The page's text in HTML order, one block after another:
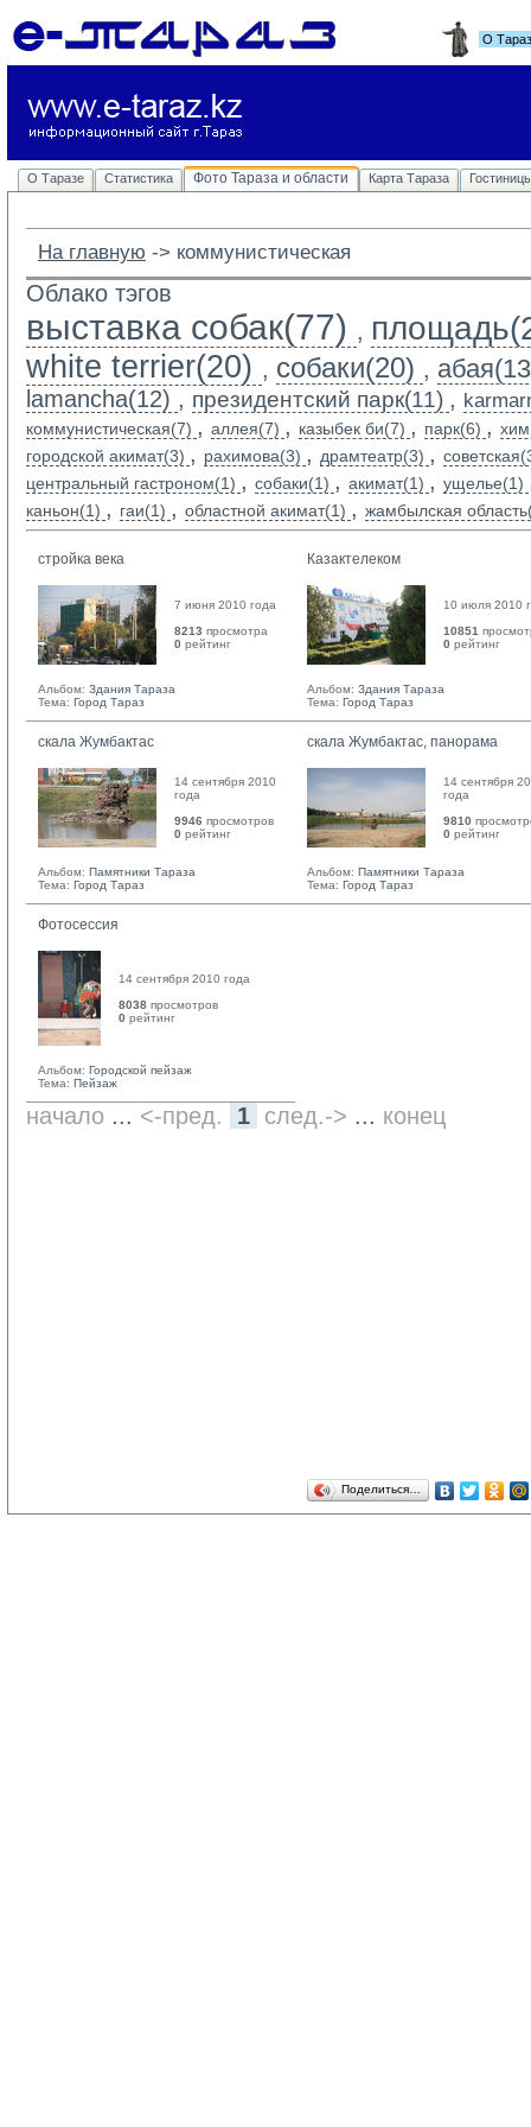
О
О Таразе Статистика Фото Тараза и области Карта Тараза
На главную -> коммунистическая
Облако тэгов
выставка собак(77) ,
white terrier(20) , собаки(20) ,
lamancha(12) , президентский парк(11) ,
коммунистическая(7) , аллея(7) , казыбек би(7) , парк(6) ,
городской акимат(3) , рахимова(3) , драмтеатр(3) ,
центральный гастроном(1) , собаки(1) , акимат(1) , ущелье(1)
каньон(1) , гаи(1) , областной акимат(1) , жамбылская
стройка века
7 июня 2010 года
8213 просмотра
0 рейтинг
Альбом: Здания Тараза
Тема: Город Тараз
Казактелеком
10 июля 2010
10851
0 рейтинг
Альбом: Здания Тараза
Тема: Город Тараз
скала Жумбактас
14 сентября 2010
года
9946 просмотров
0 рейтинг
Альбом: Памятники Тараза
Тема: Город Тараз
скала Жумбактас, панорама
14 сентября
года
9810
0 рейтинг
Альбом: Памятники Тараза
Тема: Город Тараз
Фотосессия
14 сентября 2010 года
8038 просмотров
0 рейтинг
Альбом: Городской пейзаж
Тема: Пейзаж
начало ... <-пред. 1 след.-> ... конец
Поделиться…